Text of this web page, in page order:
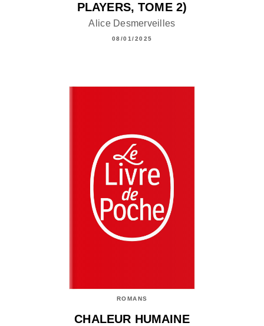
PLAYERS, TOME 2)
Alice Desmerveilles
08/01/2025
ROMANS
CHALEUR HUMAINE